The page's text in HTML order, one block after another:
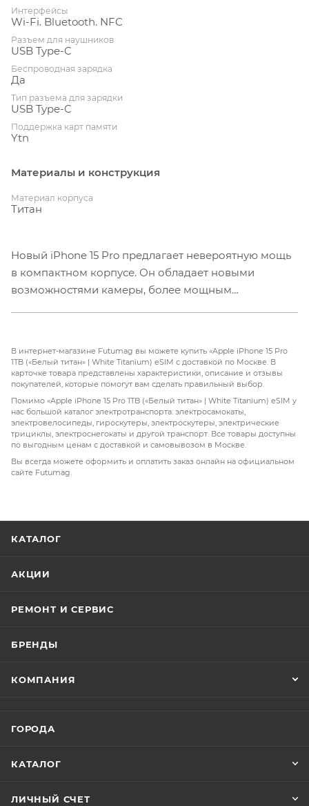
Интерфейсы
Wi-Fi. Bluetooth. NFC
Разъем для наушников
USB Type-C
Беспроводная зарядка
Да
Тип разъема для зарядки
USB Type-C
Поддержка карт памяти
Ytn
Материалы и конструкция
Материал корпуса
Титан
Новый iPhone 15 Pro предлагает невероятную мощь
в компактном корпусе. Он обладает новыми
возможностями камеры, более мощным
видеохостингах. Те, кто пропустил 14-е поколение,
будут рады узнать о дополнительных изменениях,
Мегапиксельная основная камера. Улучшенная
автономность также позволяет реже думать о
зарядке.
Компания Apple решила уменьшить вес iPhone 15
Pro за счет использования нового материала -
аккумулятор, вес был уменьшен, а слегка
Динамическая частота обновления экрана iPhone 15
островом взаимодействия с уведомлениями и
В интернет-магазине Futumag вы можете купить «Apple iPhone 15 Pro
1TB («Белый титан» | White Titanium) eSIM с доставкой по Москве. В
карточке товара представлены характеристики, описание и отзывы
покупателей, которые помогут вам сделать правильный выбор.
Помимо «Apple iPhone 15 Pro 1TB («Белый титан» | White Titanium) eSIM у
нас большой каталог электротранспорта: электросамокаты,
электровелосипеды, гироскутеры, электроскутеры, электрические
трициклы, электроснегокаты и другой транспорт. Все товары доступны
по выгодным ценам с доставкой и самовывозом в Москве.
Вы всегда можете оформить и оплатить заказ онлайн на официальном
сайте Futumag.
КАТАЛОГ
АКЦИИ
РЕМОНТ И СЕРВИС
БРЕНДЫ
КОМПАНИЯ
ГОРОДА
КАТАЛОГ
ЛИЧНЫЙ СЧЕТ